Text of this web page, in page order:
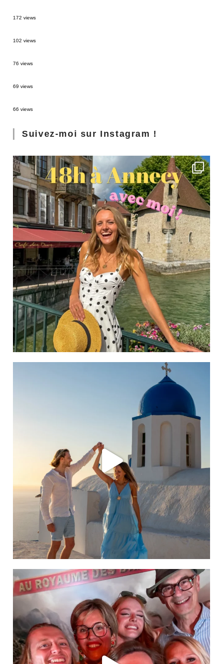
172 views
102 views
76 views
69 views
66 views
Suivez-moi sur Instagram !